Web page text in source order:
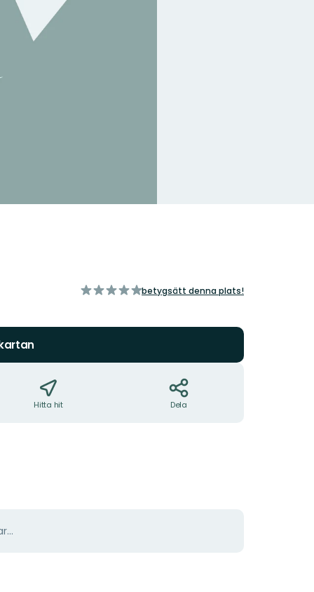
av
betygsätt denna plats!
Hitta hit Dela